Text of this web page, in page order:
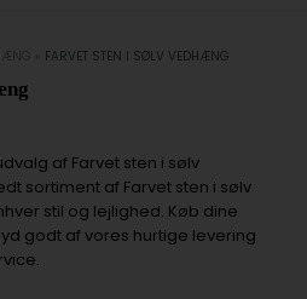
FARVET STEN I SØLV VEDHÆNG
af Farvet sten i sølv
sortiment af Farvet sten i sølv
stil og lejlighed. Køb dine
godt af vores hurtige levering